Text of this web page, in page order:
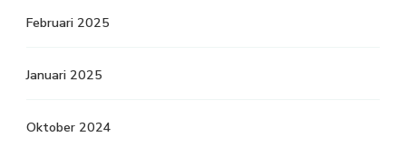
Februari 2025
Januari 2025
Oktober 2024